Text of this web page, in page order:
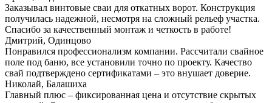
Заказывал винтовые сваи для откатных ворот. Конструкция
получилась надежной, несмотря на сложный рельеф участка.
Спасибо за качественный монтаж и четкость в работе!
Дмитрий, Одинцово
Понравился профессионализм компании. Рассчитали свайное
поле под баню, все установили точно по проекту. Качество
свай подтверждено сертификатами – это внушает доверие.
Николай, Балашиха
Главный плюс – фиксированная цена и отсутствие скрытых